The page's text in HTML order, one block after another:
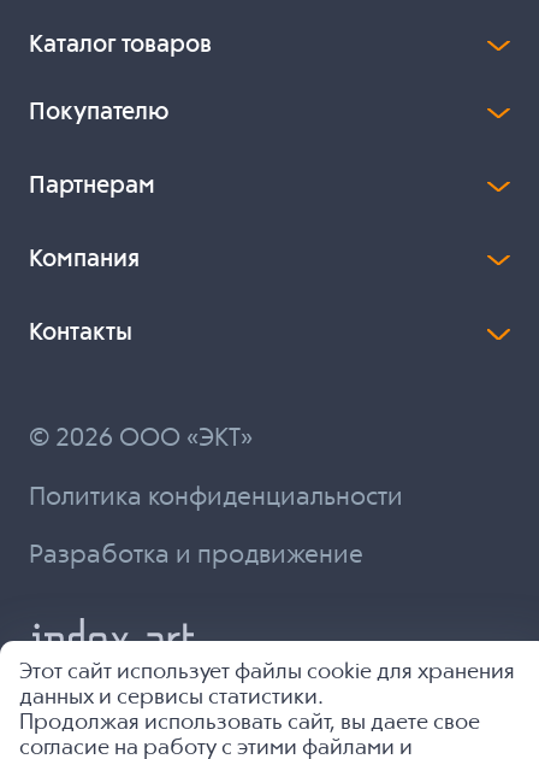
Каталог товаров
Покупателю
Партнерам
Компания
Контакты
© 2026 ООО «ЭКТ»
Политика конфиденциальности
Разработка и продвижение
Этот сайт использует файлы cookie для хранения
данных и сервисы статистики.
Продолжая использовать сайт, вы даете свое
согласие на работу с этими файлами и